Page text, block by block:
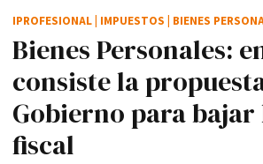
Bienes Personales:
consiste la
Gobierno para bajar
fiscal
IPROFESIONAL IMPUESTOS BIENES